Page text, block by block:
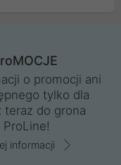
Kalisz, Bytom,
obsługa!
Działamy
Posiadamy siedzibę
kraju. Cała
ProLine jest
o promocji ani
tylko dla
teraz do grona
informacji